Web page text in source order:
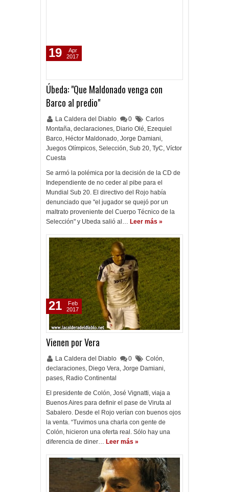
Úbeda: "Que Maldonado venga con
Barco al predio"
La Caldera del Diablo 0
Carlos
Montaña, declaraciones, Diario Olé, Ezequiel
Barco, Héctor Maldonado, Jorge Damiani,
Juegos Olímpicos, Selección, Sub 20, TyC, Víctor
Cuesta
Se armó la polémica por la decisión de la CD de
Independiente de no ceder al pibe para el
Mundial Sub 20. El directivo del Rojo había
denunciado que "el jugador se quejó por un
maltrato proveniente del Cuerpo Técnico de la
Selección" y Ubeda salió al… Leer más »
19
Apr
2017
Vienen por Vera
La Caldera del Diablo 0 Colón,
declaraciones, Diego Vera, Jorge Damiani,
pases, Radio Continental
El presidente de Colón, José Vignatti, viaja a
Buenos Aires para definir el pase de Viruta al
Sabalero. Desde el Rojo verían con buenos ojos
la venta. “Tuvimos una charla con gente de
Colón, hicieron una oferta real. Sólo hay una
diferencia de diner… Leer más »
21
Feb
2017